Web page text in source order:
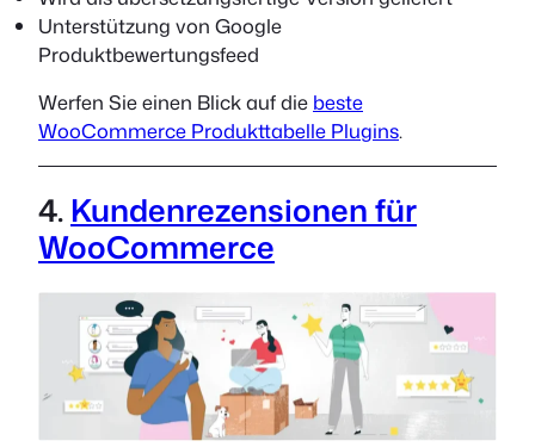
Unterstützung von Google
Produktbewertungsfeed
Werfen Sie einen Blick auf die beste
WooCommerce Produkttabelle Plugins.
4.Kundenrezensionen für
WooCommerce